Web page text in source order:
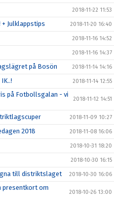
2018-11-22 11:53
+ Julklappstips 2018-11-20 16:40
2018-11-16 14:52
2018-11-16 14:37
på Bosön 2018-11-14 14:16
2018-11-14 12:55
på Fotbollsgalan - vi
2018-11-12 14:51
2018-11-09 10:27
2018 2018-11-08 16:06
2018-10-31 18:20
2018-10-30 16:15
till distriktslaget 2018-10-30 16:06
presentkort om
2018-10-26 13:00